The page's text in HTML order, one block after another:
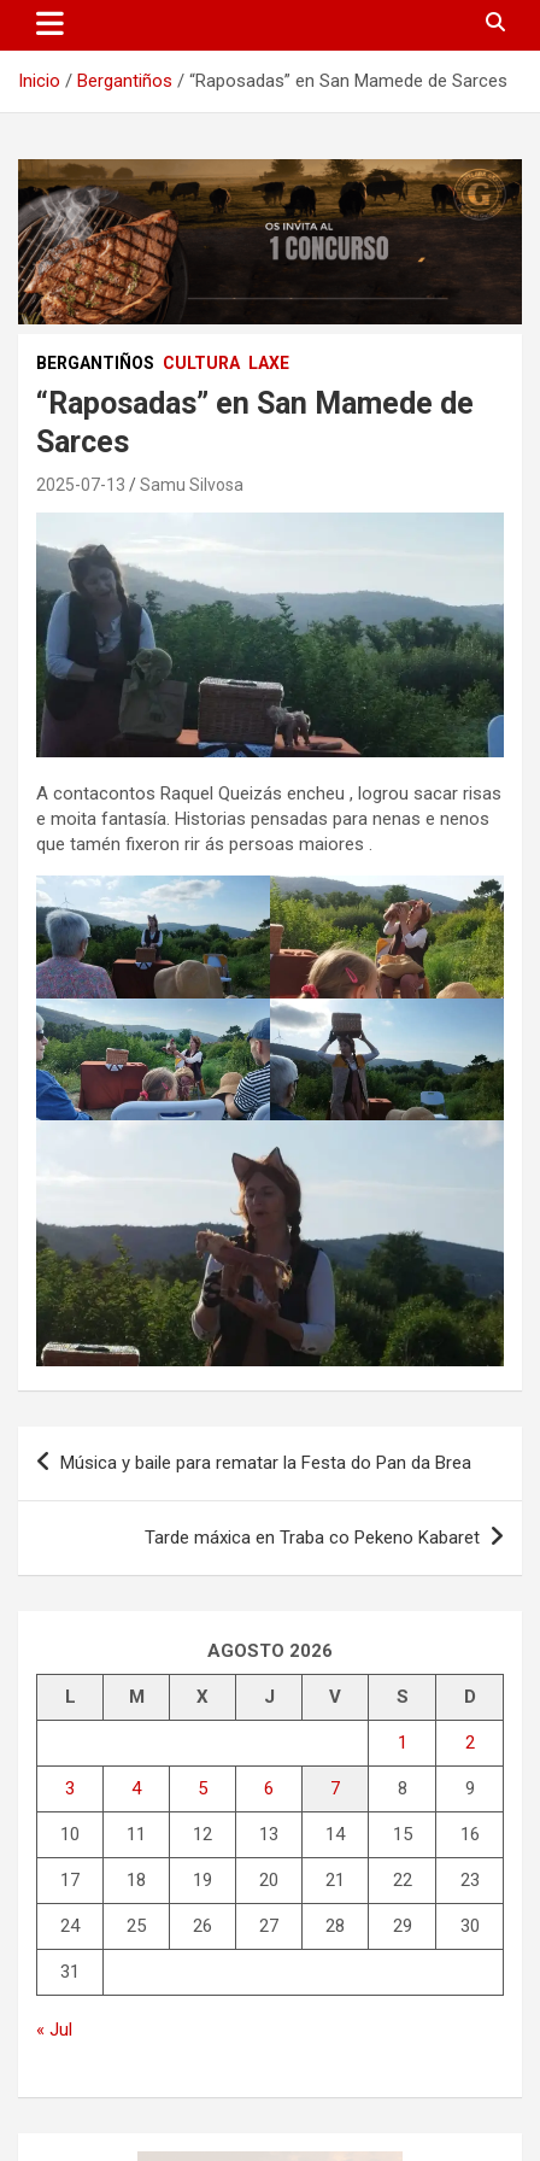
Inicio Bergantiños “Raposadas” en San Mamede de Sarces
BERGANTIÑOS CULTURA LAXE
“Raposadas” en San Mamede de
Sarces
2025-07-13 Samu Silvosa
A contacontos Raquel Queizás encheu , logrou sacar risas
e moita fantasía. Historias pensadas para nenas e nenos
que tamén fixeron rir ás persoas maiores .
Navegación
de
Música y baile para rematar la Festa do Pan da Brea
Tarde máxica en Traba co Pekeno Kabaret
AGOSTO 2026
L M X J V S D
1 2
3 4 5 6 7 8 9
10 11 12 13 14 15 16
17 18 19 20 21 22 23
24 25 26 27 28 29 30
31
« Jul